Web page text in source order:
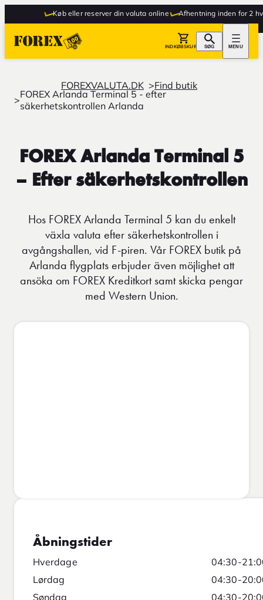
Køb eller reserver din valuta online Afhentning inden for 2
INDKØBSKURV SØG MENU
FOREXVALUTA.DK Find butik
FOREX Arlanda Terminal 5 - efter
säkerhetskontrollen Arlanda
FOREX Arlanda Terminal 5
– Efter säkerhetskontrollen
Hos FOREX Arlanda Terminal 5 kan du enkelt
växla valuta efter säkerhetskontrollen i
avgångshallen, vid F-piren. Vår FOREX butik på
Arlanda flygplats erbjuder även möjlighet att
ansöka om FOREX Kreditkort samt skicka pengar
med Western Union.
Åbningstider
Hverdage
04:30-
Lørdag
04:30-
Søndag
04:30-